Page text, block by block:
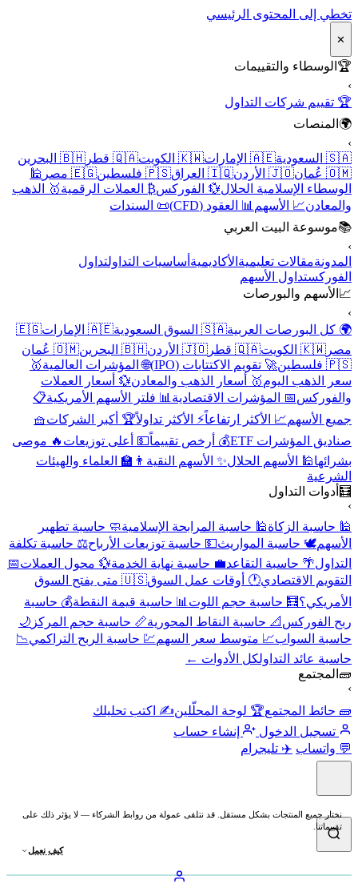
تخطي إلى المحتوى الرئيسي
✕
🏆 الوسطاء والتقييمات
›
🏆 تقييم شركات التداول
🌍 المنصات
›
🇸🇦 السعودية
🇦🇪 الإمارات 🇰🇼 الكويت 🇶🇦 قطر
🇧🇭 البحرين
🇴🇲 عُمان
🇯🇴 الأردن 🇮🇶 العراق 🇵🇸 فلسطين 🇪🇬 مصر
🕌
الوسطاء الإسلامية الحلال💱 الفوركس₿ العملات الرقمية🥇 الذهب
والمعادن📈 الأسهم 📊 العقود (CFD)
📜 السندات
📚موسوعة البيت العربي
›
المدونةمقالات تعليمية الأكاديمية أساسيات التداولتداول
الفوركستداول الأسهم
📈 الأسهم والبورصات
›
🌍 كل البورصات العربية🇸🇦 السوق السعودية 🇦🇪 الإمارات
🇪🇬
مصر 🇰🇼 الكويت 🇶🇦 قطر 🇯🇴 الأردن 🇧🇭 البحرين
🇴🇲 عُمان
🇵🇸 فلسطين
🚀 تقويم الاكتتابات (IPO) 🌐 المؤشرات العالمية🥇
سعر الذهب اليوم🥇 أسعار الذهب والمعادن💱 أسعار العملات
والفوركس📅 المؤشرات الاقتصادية 📊 فلتر الأسهم الأمريكية📋
جميع الأسهم📈 الأكثر ارتفاعاً⚡ الأكثر تداولاً🏆 أكبر الشركات🧺
صناديق المؤشرات ETF
💰 أرخص تقييماً💵 أعلى توزيعات 🔥 موصى
بشرائها🕌 الأسهم الحلال✨ الأسهم النقية 👨‍🏫 العلماء والهيئات
الشرعية
🧮 أدوات التداول
›
🕌 حاسبة الزكاة🕌 حاسبة المرابحة الإسلامية🧼 حاسبة تطهير
الأسهم🕊️ حاسبة المواريث💵 حاسبة توزيعات الأرباح⚖️ حاسبة تكلفة
التداول🌴 حاسبة التقاعد💼 حاسبة نهاية الخدمة💱 محول العملات📅
التقويم الاقتصادي🕐 أوقات عمل السوق
🇺🇸 متى يفتح السوق
الأمريكي؟🧮 حاسبة حجم اللوت 📊 حاسبة قيمة النقطة💰 حاسبة
ربح الفوركس 📐 حاسبة النقاط المحورية📏 حاسبة حجم المركز 🌙
حاسبة السواب📈 متوسط سعر السهم💹 حاسبة الربح التراكمي📉
حاسبة عائد التداولكل الأدوات ←
🧱 المجتمع
›
🧱 حائط المجتمع🏆 لوحة المحلّلين✍️ اكتب تحليلك
تسجيل الدخول
إنشاء حساب
💬 واتساب ✈️ تليجرام
نختار جميع المنتجات بشكل مستقل. قد نتلقى عمولة من روابط الشركاء — لا يؤثر ذلك على
تقييماتنا.
كيف نعمل